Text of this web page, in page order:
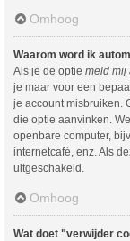
Omhoog
Waarom word ik
Als je de optie meld mij
je maar voor een
je account misbruiken.
die optie aanvinken.
openbare computer,
internetcafé, enz. Als
uitgeschakeld.
Omhoog
Wat doet "verwijder